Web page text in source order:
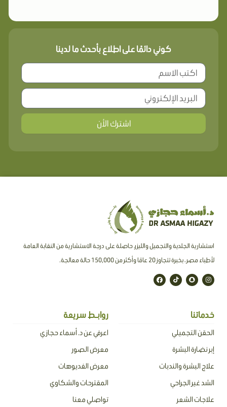
كوني دائمًا على اطلاع بأحدث ما لدينا
اشترك الأن
استشارية الجلدية والتجميل والليزر، حاصلة على درجة الاستشارية من النقابة العامة
لأطباء مصر ، بخبرة تتجاوز 20 عامًا وأكثر من 150,000 حالة معالجة.
I
n
s
a
S
n
a
a
t
T
i
k
F
a
c
خدماتنا
الحقن التجميلي
إبر نضارة البشرة
علاج البشرة والندبات
الشد غير الجراحي
علاجات الشعر
روابـط سريعة
اعرفي عن د. أسماء حجازي
معرض الصور
معرض الفديوهات
المقترحات والشكاوي
تواصلي معنا